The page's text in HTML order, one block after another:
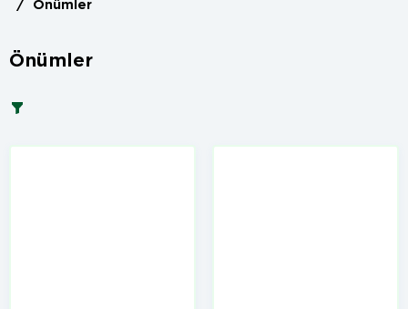
/ Önümler
Önümler